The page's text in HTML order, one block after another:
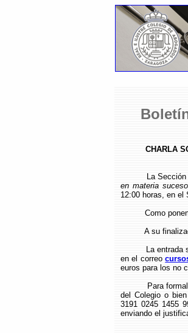
CHARLA
La Sección de
en materia
12:00 horas, en el
Como
A su
La
en el correo
euros para los no
Para
del Colegio o
3191 0245 1455
enviando el